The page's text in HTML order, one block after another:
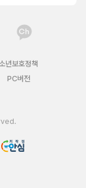
년보호정책
PC버전